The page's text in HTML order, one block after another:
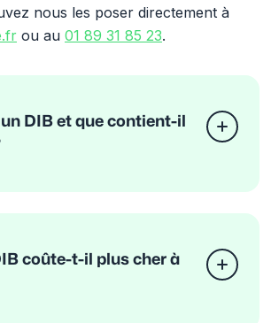
nous les poser directement à
ou au 01 89 31 85 23.
DIB et que contient-il
coûte-t-il plus cher à